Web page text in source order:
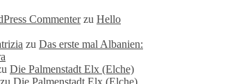
Commenterzu Hello
zu Das erste mal Albanien:
Die Palmenstadt Elx (Elche)
zu Die Palmenstadt Elx (Elche)